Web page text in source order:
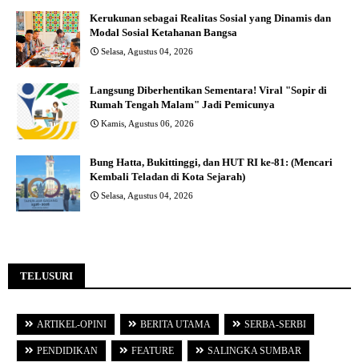
Kerukunan sebagai Realitas Sosial yang Dinamis dan
Modal Sosial Ketahanan Bangsa
Selasa, Agustus 04, 2026
Langsung Diberhentikan Sementara! Viral "Sopir di
Rumah Tengah Malam" Jadi Pemicunya
Kamis, Agustus 06, 2026
Bung Hatta, Bukittinggi, dan HUT RI ke-81: (Mencari
Kembali Teladan di Kota Sejarah)
Selasa, Agustus 04, 2026
TELUSURI
ARTIKEL-OPINI BERITA UTAMA SERBA-SERBI
PENDIDIKAN FEATURE SALINGKA SUMBAR